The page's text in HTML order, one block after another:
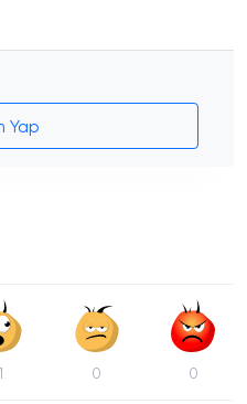
Yap
1 0 0